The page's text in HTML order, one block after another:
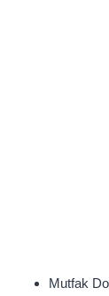
Mutfak